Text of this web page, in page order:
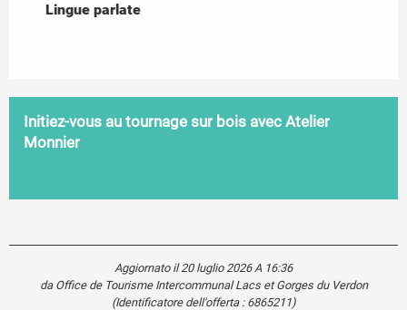
Lingue parlate
Lingue parlate
Initiez-vous au tournage sur bois avec Atelier
Monnier
Aggiornato il 20 luglio 2026 A 16:36
da Office de Tourisme Intercommunal Lacs et Gorges du Verdon
(Identificatore dell'offerta : 6865211)